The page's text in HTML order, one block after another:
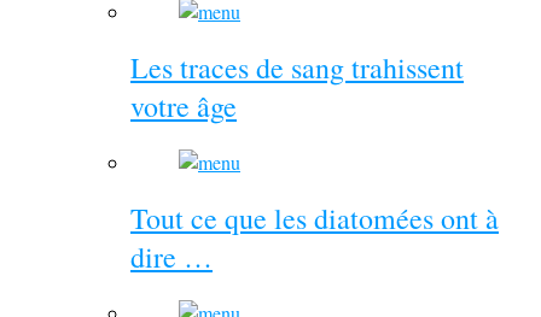
Les traces de sang trahissent
votre âge
Tout ce que les diatomées ont à
dire …